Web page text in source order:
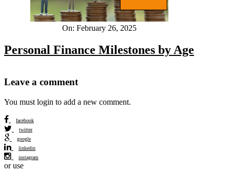
On: February 26, 2025
Personal Finance Milestones by Age
Leave a comment
You must login to add a new comment.
facebook
twitter
google
linkedin
instagram
or use